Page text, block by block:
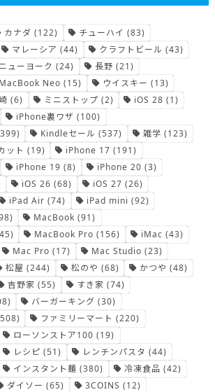
カナダ (122) チューハイ (83)
マレーシア (44) クラフトビール (43)
ニューヨーク (24) 長野 (21)
MacBook Neo (15) ウイスキー (13)
(6) ミニストップ (2) iOS 28 (1)
iPhone裏ワザ (100)
Kindleセール (537) 雑学 (123)
ット (19) iPhone 17 (191)
iPhone 19 (8) iPhone 20 (3)
iOS 26 (68) iOS 27 (26)
iPad Air (74) iPad mini (92)
MacBook (91)
MacBook Pro (156) iMac (43)
Mac Pro (17) Mac Studio (23)
松屋 (244) 松のや (68) かつや (48)
吉野家 (55) すき家 (74)
バーガーキング (30)
ファミリーマート (220)
ローソンストア100 (19)
レシピ (51) レンチンパスタ (44)
インスタント麺 (380) 冷凍食品 (42)
ダイソー (65) 3COINS (12)